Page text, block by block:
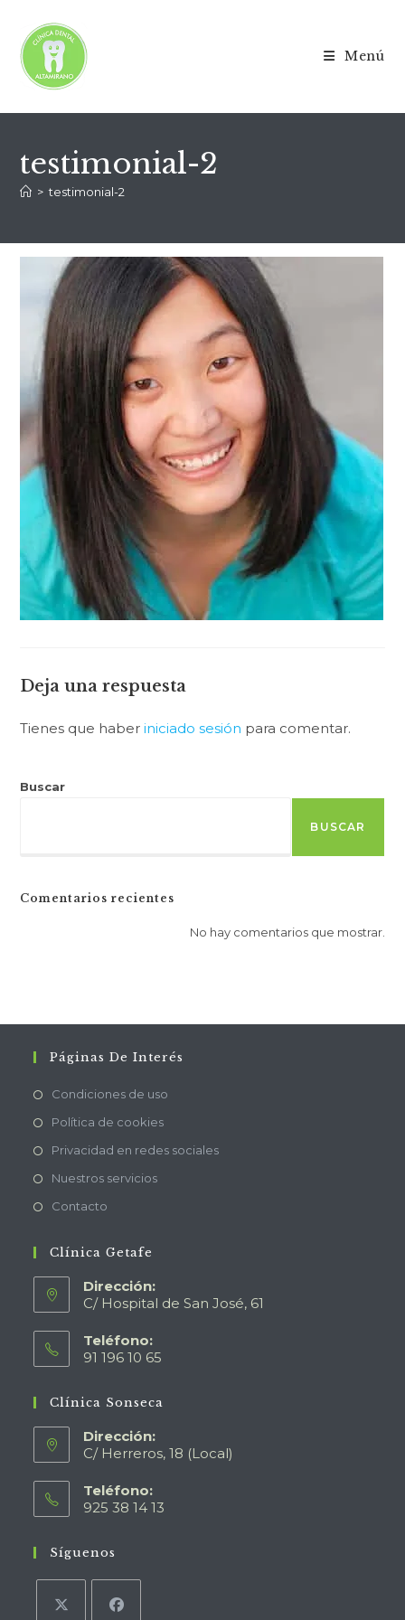
Menú
testimonial-2
> testimonial-2
Deja una respuesta
Tienes que haberiniciado sesión para comentar.
Buscar
BUSCAR
Comentarios recientes
No hay comentarios que mostrar.
Páginas De Interés
Condiciones de uso
Política de cookies
Privacidad en redes sociales
Nuestros servicios
Contacto
Clínica Getafe
Dirección:
C/ Hospital de San José, 61
Teléfono:
91 196 10 65
Clínica Sonseca
Dirección:
C/ Herreros, 18 (Local)
Teléfono:
925 38 14 13
Síguenos